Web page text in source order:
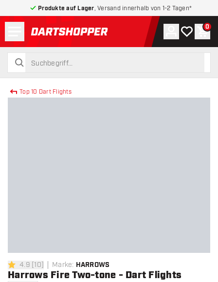
Produkte auf Lager , Versand innerhalb von 1-2 Tagen*
zurück zur Startseite
suchen
suchen
Konto
Meine 0
Top 10 Dart Flights
4.9 Bewertungssterne
4.9 [10] Marke: HARROWS
Harrows Fire Two-tone - Dart Flights